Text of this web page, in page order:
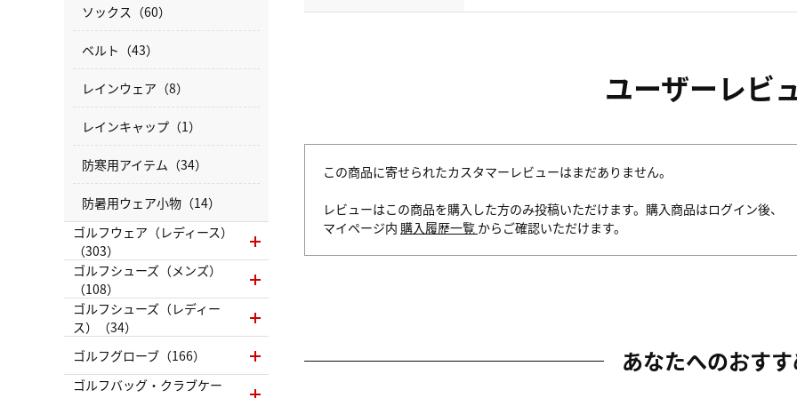
ユーザーレビ
この商品に寄せられたカスタマーレビューはまだありません。
レビューはこの商品を購入した方のみ投稿いただけます。購入商品はログイン後、
マイページ内 購入履歴一覧 からご確認いただけます。
あなたへのおす
ソックス（60）
ベルト（43）
レインウェア（8）
レインキャップ（1）
防寒用アイテム（34）
防暑用ウェア小物（14）
ゴルフウェア（レディース）
（303）
ゴルフシューズ（メンズ）
（108）
ゴルフシューズ（レディー
ス）（34）
ゴルフグローブ（166）
ゴルフバッグ・クラブケー